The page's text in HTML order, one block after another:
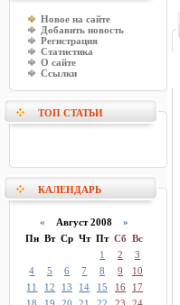
Новое на сайте
Добавить новость
Регистрация
Статистика
О сайте
Ссылки
ТОП СТАТЬИ
КАЛЕНДАРЬ
« Август 2008 »
Пн Вт Ср Чт Пт Сб Вс
1
2
3
4
5 6 7 8 9
10
11
12 13 14 15 16
17